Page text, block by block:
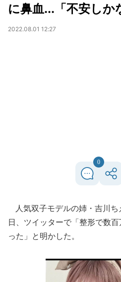
に鼻血...「不安しか
2022.08.01 12:27
0
人気双子モデルの姉・吉川
日、ツイッターで「整形で数
った」と明かした。